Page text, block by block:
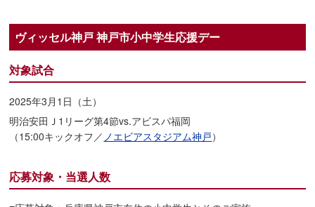
ヴィッセル神戸 神戸市小中学生応援デー
対象試合
2025年3月1日（土）
明治安田Ｊ1リーグ第4節vs.アビスパ福岡
（15:00キックオフ／ ノエビアスタジアム神戸）
応募対象・当選人数